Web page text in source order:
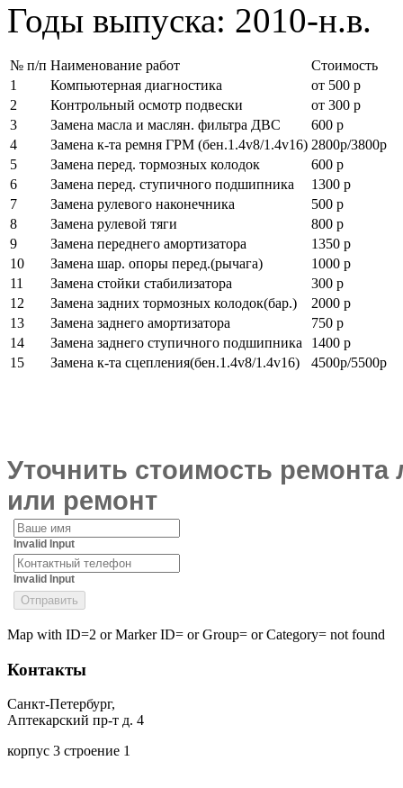
Годы выпуска: 2010-н.в.
№ п/п Наименование работ
Стоимость
1
Компьютерная диагностика
от 500 р
2
Контрольный осмотр подвески
от 300 р
3
Замена масла и маслян. фильтра ДВС
600 р
4
Замена к-та ремня ГРМ (бен.1.4v8/1.4v16) 2800р/3800р
5
Замена перед. тормозных колодок
600 р
6
Замена перед. ступичного подшипника
1300 р
7
Замена рулевого наконечника
500 р
8
Замена рулевой тяги
800 р
9
Замена переднего амортизатора
1350 р
10
Замена шар. опоры перед.(рычага)
1000 р
11
Замена стойки стабилизатора
300 р
12
Замена задних тормозных колодок(бар.)
2000 р
13
Замена заднего амортизатора
750 р
14
Замена заднего ступичного подшипника
1400 р
15
Замена к-та сцепления(бен.1.4v8/1.4v16) 4500р/5500р
Уточнить стоимость ремонта
или ремонт
Invalid Input
Invalid Input
Map with ID=2 or Marker ID= or Group= or Category= not found
Контакты
Санкт-Петербург,
Аптекарский пр-т д. 4
корпус 3 строение 1